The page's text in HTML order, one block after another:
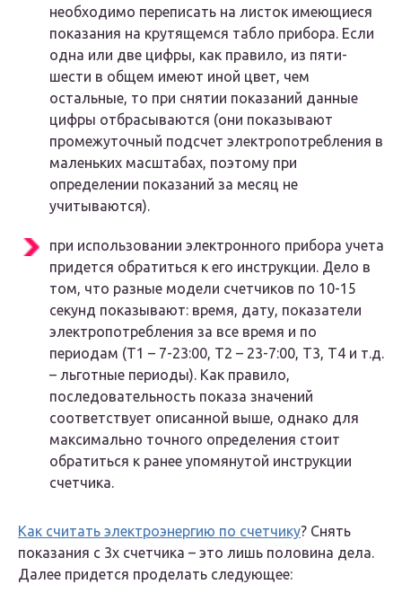
необходимо переписать на листок имеющиеся
показания на крутящемся табло прибора. Если
одна или две цифры, как правило, из пяти-
шести в общем имеют иной цвет, чем
остальные, то при снятии показаний данные
цифры отбрасываются (они показывают
промежуточный подсчет электропотребления в
маленьких масштабах, поэтому при
определении показаний за месяц не
учитываются).
при использовании электронного прибора учета
придется обратиться к его инструкции. Дело в
том, что разные модели счетчиков по 10-15
секунд показывают: время, дату, показатели
электропотребления за все время и по
периодам (Т1 – 7-23:00, Т2 – 23-7:00, Т3, Т4 и т.д.
– льготные периоды). Как правило,
последовательность показа значений
соответствует описанной выше, однако для
максимально точного определения стоит
обратиться к ранее упомянутой инструкции
счетчика.
Как считать электроэнергию по счетчику? Снять
показания с 3х счетчика – это лишь половина дела.
Далее придется проделать следующее: